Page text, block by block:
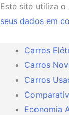
Este site utiliza o
seus dados em
Carros
Carros
Carros
Economia